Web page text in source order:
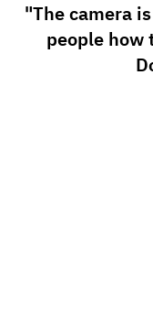
"The camera
people how